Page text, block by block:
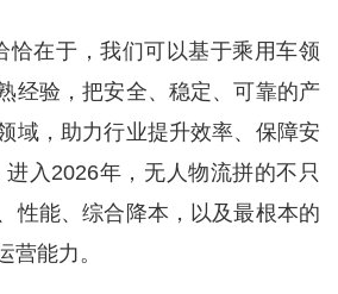
恰在于，我们可以基于乘用车领
经验，把安全、稳定、可靠的产
域，助力行业提升效率、保障安
进入2026年，无人物流拼的不只
性能、综合降本，以及最根本的
营能力。